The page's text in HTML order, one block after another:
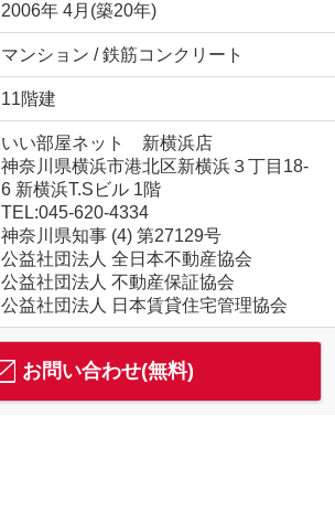
2006年 4月(築20年)
マンション / 鉄筋コンクリート
11階建
いい部屋ネット 新横浜店
神奈川県横浜市港北区新横浜３丁目18-
6 新横浜T.Sビル 1階
TEL:045-620-4334
神奈川県知事 (4) 第27129号
公益社団法人 全日本不動産協会
公益社団法人 不動産保証協会
公益社団法人 日本賃貸住宅管理協会
お問い合わせ(無料)